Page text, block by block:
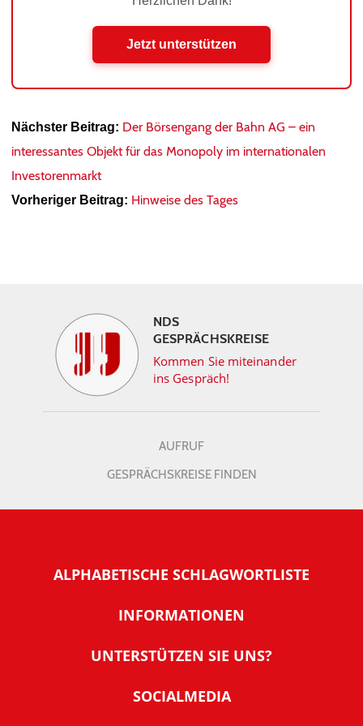
Jetzt unterstützen
Nächster Beitrag: Der Börsengang der Bahn AG – ein
interessantes Objekt für das Monopoly im internationalen
Investorenmarkt
Vorheriger Beitrag: Hinweise des Tages
NDS
GESPRÄCHSKREISE
Kommen Sie miteinander
ins Gespräch!
AUFRUF
GESPRÄCHSKREISE FINDEN
ALPHABETISCHE SCHLAGWORTLISTE
INFORMATIONEN
Warum NachDenkSeiten
Tipps zur Nutzung der NachDenkSeiten
UNTERSTÜTZEN SIE UNS?
SOCIALMEDIA